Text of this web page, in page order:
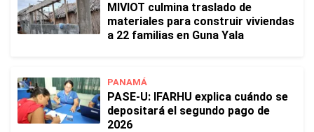
MIVIOT culmina traslado de
materiales para construir viviendas
a 22 familias en Guna Yala
PANAMÁ
PASE-U: IFARHU explica cuándo se
depositará el segundo pago de
2026